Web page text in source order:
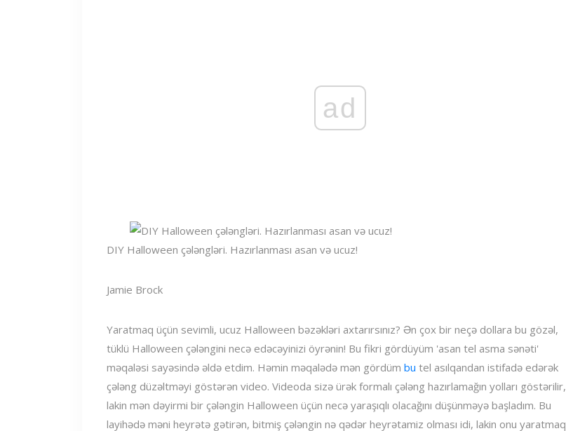
ad
DIY Halloween çələngləri. Hazırlanması asan və ucuz!
Jamie Brock
Yaratmaq üçün sevimli, ucuz Halloween bəzəkləri axtarırsınız? Ən çox bir neçə dollara bu gözəl,
tüklü Halloween çələngini necə edəcəyinizi öyrənin! Bu fikri gördüyüm 'asan tel asma sənəti'
məqaləsi sayəsində əldə etdim. Həmin məqalədə mən gördüm bu tel asılqandan istifadə edərək
çələng düzəltməyi göstərən video. Videoda sizə ürək formalı çələng hazırlamağın yolları göstərilir,
lakin mən dəyirmi bir çələngin Halloween üçün necə yaraşıqlı olacağını düşünməyə başladım. Bu
layihədə məni heyrətə gətirən, bitmiş çələngin nə qədər heyrətamiz olması idi, lakin onu yaratmaq